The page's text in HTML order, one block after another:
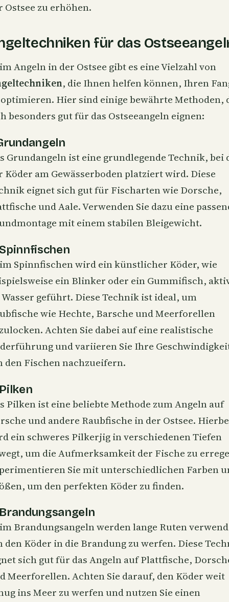
Ostsee zu erhöhen.
für das
Angeln in der Ostsee gibt es eine Vielzahl von
, die Ihnen helfen können, Ihren
Hier sind einige bewährte Methoden,
besonders gut für das Ostseeangeln eignen:
Grundangelnist eine grundlegende Technik, bei
Köder am Gewässerboden platziert wird. Diese
eignet sich gut für Fischarten wie Dorsche,
und Aale. Verwenden Sie dazu eine
mit einem stabilen Bleigewicht.
Spinnfischen wird ein künstlicher Köder, wie
ein Blinker oder ein Gummifisch,
geführt. Diese Technik ist ideal, um
wie Hechte, Barsche und Meerforellen
Achten Sie dabei auf eine realistische
und variieren Sie Ihre
den Fischen nachzueifern.
Pilken ist eine beliebte Methode zum Angeln auf
und andere Raubfische in der Ostsee.
ein schweres Pilkerjig in verschiedenen Tiefen
um die Aufmerksamkeit der Fische zu
Sie mit unterschiedlichen Farben
um den perfekten Köder zu finden.
Brandungsangelnwerden lange Ruten
den Köder in die Brandung zu werfen. Diese
sich gut für das Angeln auf Plattfische,
Meerforellen. Achten Sie darauf, den Köder weit
ins Meer zu werfen und nutzen Sie einen